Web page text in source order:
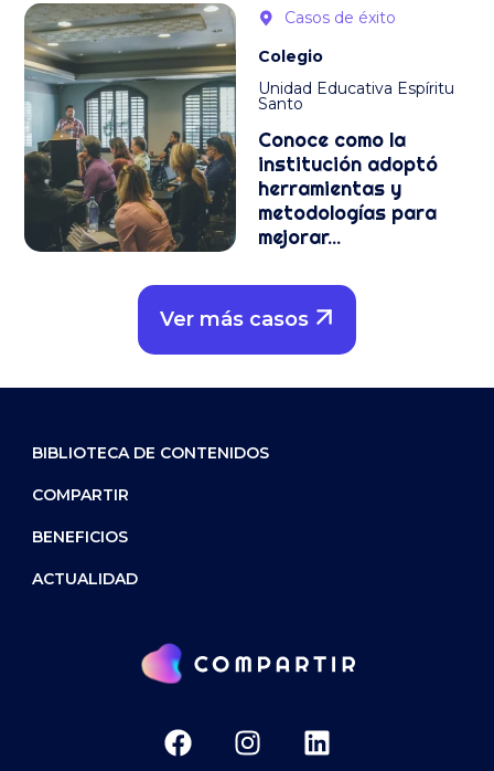
Casos de éxito
Colegio
Unidad Educativa Espíritu
Santo
Conoce como la
institución adoptó
herramientas y
metodologías para
mejorar...
Ver más casos
BIBLIOTECA DE CONTENIDOS
COMPARTIR
BENEFICIOS
ACTUALIDAD